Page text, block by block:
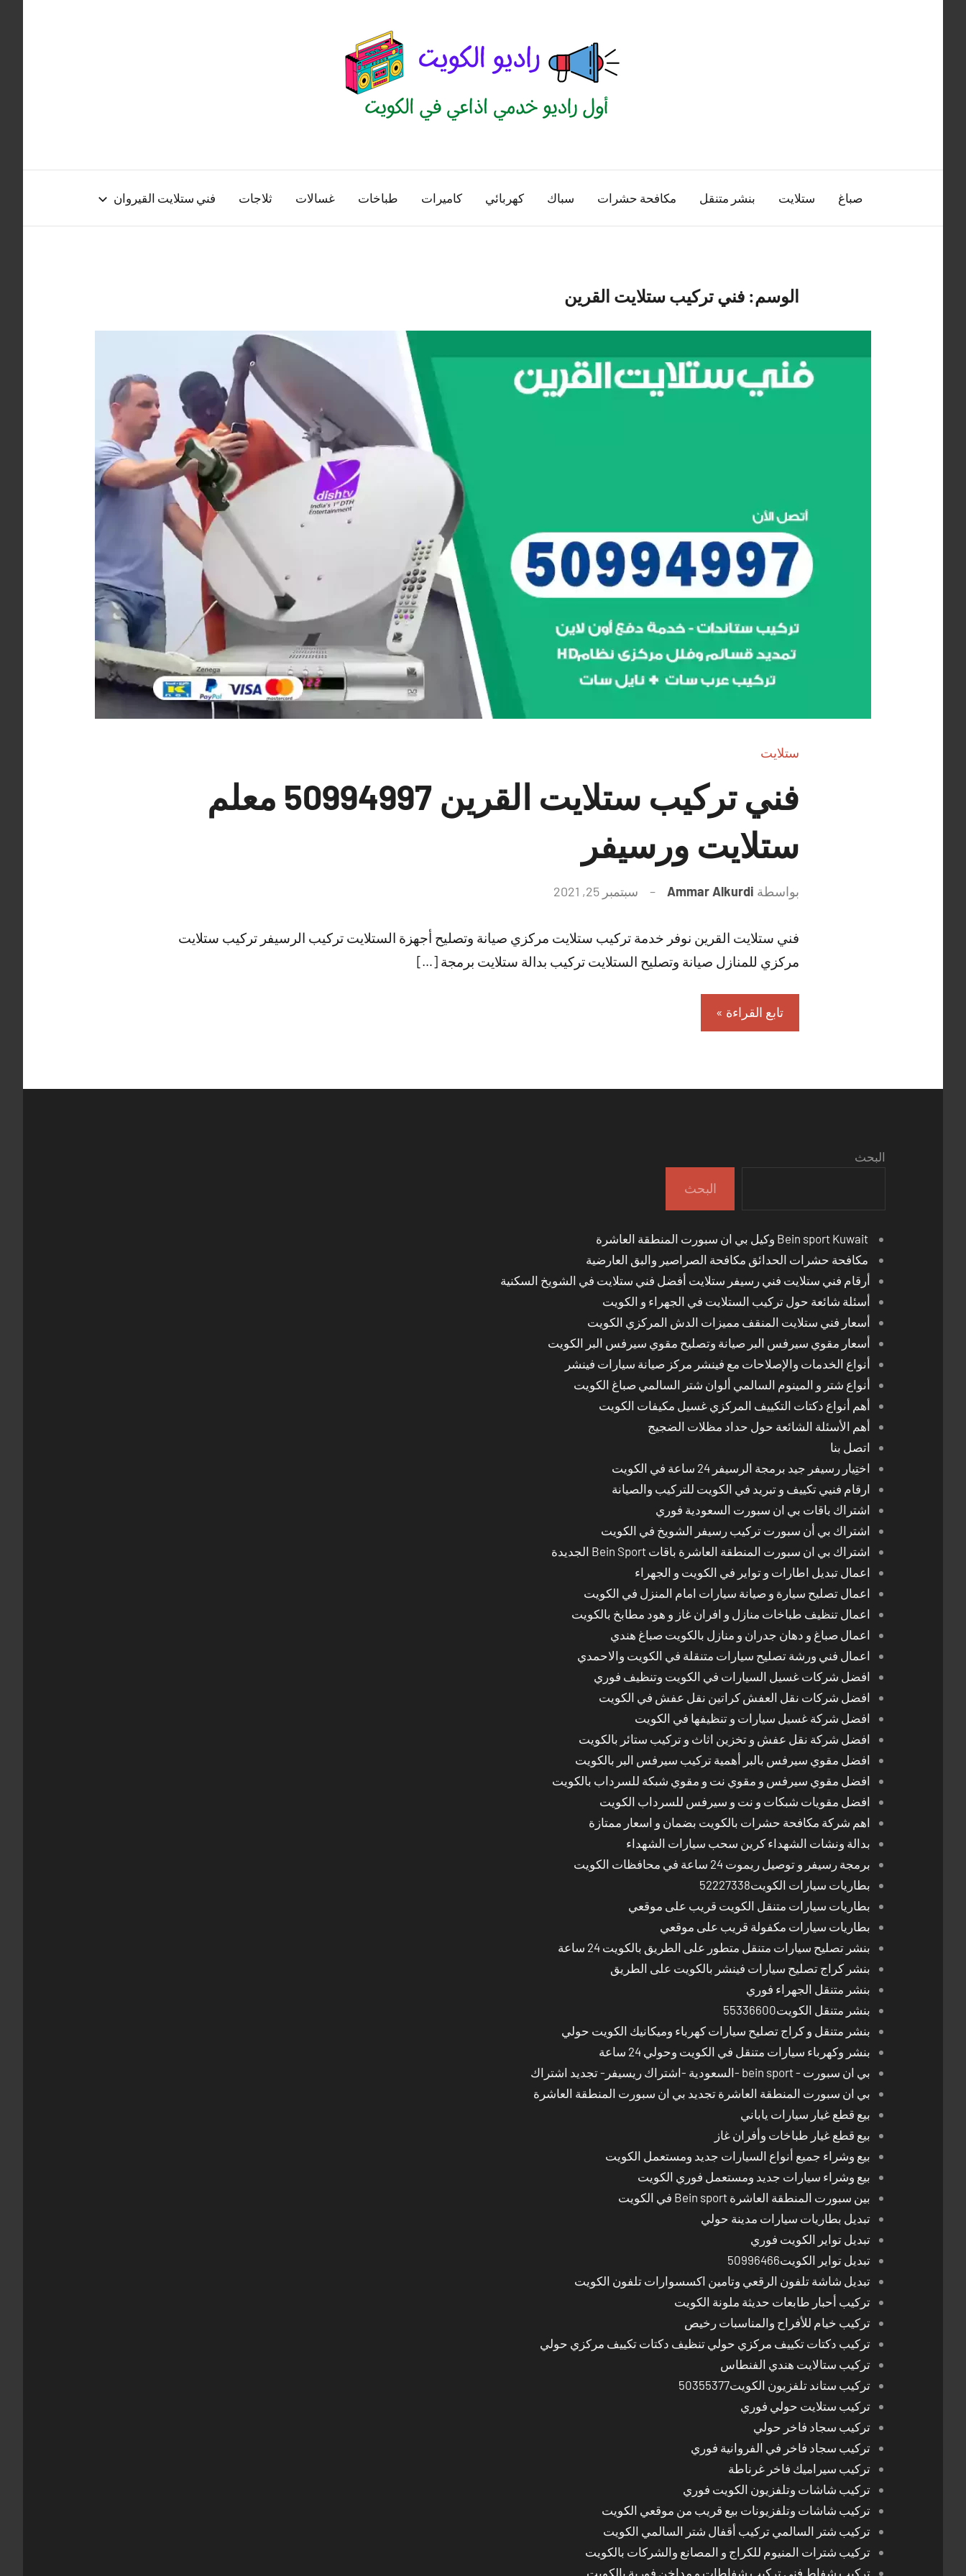
الكويت
منصة
اذاعية
صباغ ستلايت بنشر متنقل مكافحة حشرات سباك كهربائي كاميرات طباخات غسالات ثلاجات فني ستلايت القيروان
الوسم: فني تركيب ستلايت القرين
ستلايت
فني تركيب ستلايت القرين 50994997 معلم
ستلايت ورسيفر
بواسطة Ammar Alkurdi سبتمبر 25, 2021
تعليقات
فني ستلايت القرين نوفر خدمة تركيب ستلايت مركزي صيانة وتصليح أجهزة الستلايت تركيب الرسيفر تركيب ستلايت
مركزي للمنازل صيانة وتصليح الستلايت تركيب بدالة ستلايت برمجة […]
تابع القراءة
البحث
البحث
Bein sport Kuwait وكيل بي ان سبورت المنطقة العاشرة
مكافحة حشرات الحدائق مكافحة الصراصير والبق العارضية
أرقام فني ستلايت فني رسيفر ستلايت أفضل فني ستلايت في الشويخ السكنية
أسئلة شائعة حول تركيب الستلايت في الجهراء و الكويت
أسعار فني ستلايت المنقف مميزات الدش المركزي الكويت
أسعار مقوي سيرفس البر صيانة وتصليح مقوي سيرفس البر الكويت
أنواع الخدمات والإصلاحات مع فينشر مركز صيانة سيارات فينشر
أنواع شتر و المينوم السالمي ألوان شتر السالمي صباغ الكويت
أهم أنواع دكتات التكييف المركزي غسيل مكيفات الكويت
أهم الأسئلة الشائعة حول حداد مظلات الضجيج
اتصل بنا
اختِيار رسيفر جيد برمجة الرسيفر 24 ساعة في الكويت
ارقام فنيي تكييف و تبريد في الكويت للتركيب والصيانة
اشتراك باقات بي ان سبورت السعودية فوري
اشتراك بي أن سبورت تركيب رسيفر الشويخ في الكويت
اشتراك بي ان سبورت المنطقة العاشرة باقات Bein Sport الجديدة
اعمال تبديل اطارات و تواير في الكويت و الجهراء
اعمال تصليح سيارة و صيانة سيارات امام المنزل في الكويت
اعمال تنظيف طباخات منازل و افران غاز و هود مطابخ بالكويت
اعمال صباغ و دهان جدران و منازل بالكويت صباغ هندي
اعمال فني ورشة تصليح سيارات متنقلة في الكويت والاحمدي
افضل شركات غسيل السيارات في الكويت وتنظيف فوري
افضل شركات نقل العفش كراتين نقل عفش في الكويت
افضل شركة غسيل سيارات و تنظيفها في الكويت
افضل شركة نقل عفش و تخزين اثاث و تركيب ستائر بالكويت
افضل مقوي سيرفس بالبر أهمية تركيب سيرفس البر بالكويت
افضل مقوي سيرفس و مقوي نت و مقوي شبكة للسرداب بالكويت
افضل مقويات شبكات و نت و سيرفس للسرداب الكويت
اهم شركة مكافحة حشرات بالكويت بضمان و اسعار ممتازة
بدالة ونشات الشهداء كرين سحب سيارات الشهداء
برمجة رسيفر و توصيل ريموت 24 ساعة في محافظات الكويت
بطاريات سيارات الكويت52227338
بطاريات سيارات متنقل الكويت قريب على موقعي
بطاريات سيارات مكفولة قريب على موقعي
بنشر تصليح سيارات متنقل متطور على الطريق بالكويت 24 ساعة
بنشر كراج تصليح سيارات فينشر بالكويت على الطريق
بنشر متنقل الجهراء فوري
بنشر متنقل الكويت55336600
بنشر متنقل و كراج تصليح سيارات كهرباء وميكانيك الكويت حولي
بنشر وكهرباء سيارات متنقل في الكويت وحولي 24 ساعة
بي ان سبورت - bein sport -السعودية -اشتراك ريسيفر- تجديد اشتراك
بي ان سبورت المنطقة العاشرة تجديد بي ان سبورت المنطقة العاشرة
بيع قطع غيار سيارات ياباني
بيع قطع غيار طباخات وأفران غاز
بيع وشراء جميع أنواع السيارات جديد ومستعمل الكويت
بيع وشراء سيارات جديد ومستعمل فوري الكويت
بين سبورت المنطقة العاشرة Bein sport في الكويت
تبديل بطاريات سيارات مدينة حولي
تبديل تواير الكويت فوري
تبديل تواير الكويت50996466
تبديل شاشة تلفون الرقعي وتامين اكسسوارات تلفون الكويت
تركيب أحبار طابعات حديثة ملونة الكويت
تركيب خيام للأفراح والمناسبات رخيص
تركيب دكتات تكييف مركزي حولي تنظيف دكتات تكييف مركزي حولي
تركيب ستالايت هندي الفنطاس
تركيب ستاند تلفزيون الكويت50355377
تركيب ستلايت حولي فوري
تركيب سجاد فاخر حولي
تركيب سجاد فاخر في الفروانية فوري
تركيب سيراميك فاخر غرناطة
تركيب شاشات وتلفزيون الكويت فوري
تركيب شاشات وتلفزيونات بيع قريب من موقعي الكويت
تركيب شتر السالمي تركيب أقفال شتر السالمي الكويت
تركيب شترات المنيوم للكراج و المصانع والشركات بالكويت
تركيب شفاط فني تركيب شفاطات و مداخن فورية بالكويت